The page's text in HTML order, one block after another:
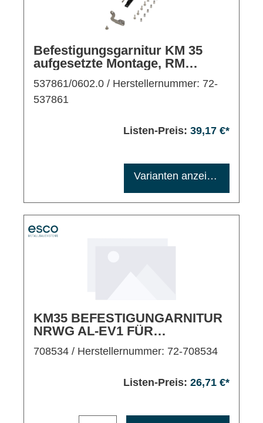
Befestigungsgarnitur KM 35
aufgesetzte Montage, RM
auswärts
537861/0602.0 / Herstellernummer: 72-
537861
Listen-Preis: 39,17 €*
Maximale Bestellmenge: 1200
Varianten anzeigen
KM35 BEFESTIGUNGARNITUR
NRWG AL-EV1 FÜR
KIPPFLÜGEL
EINWÄRTS/RAHMENMONTAGE
708534 / Herstellernummer: 72-708534
Listen-Preis: 26,71 €*